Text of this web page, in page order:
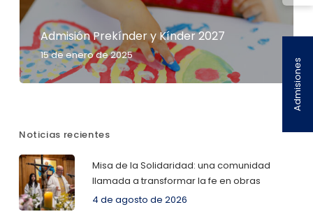
Admisión Prekínder y Kínder 2027
15 de enero de 2025
Noticias recientes
Misa de la Solidaridad: una comunidad
llamada a transformar la fe en obras
4 de agosto de 2026
Admisiones